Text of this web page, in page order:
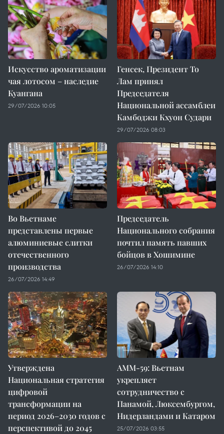
Искусство ароматизации
чая лотосом – наследие
Куангана
29/07/2026 10:05
Генсек, Президент То
Лам принял
Председателя
Национальной ассамблеи
Камбоджи Кхуон Судари
29/07/2026 08:03
Во Вьетнаме
представлены первые
алюминиевые слитки
отечественного
производства
26/07/2026 14:49
Председатель
Национального собрания
почтил память павших
бойцов в Хошимине
26/07/2026 14:10
Утверждена
Национальная стратегия
цифровой
трансформации на
период 2026–2030 годов с
перспективой до 2045
AMM-59: Вьетнам
укрепляет
сотрудничество с
Панамой, Люксембургом,
Нидерландами и Катаром
25/07/2026 03:55